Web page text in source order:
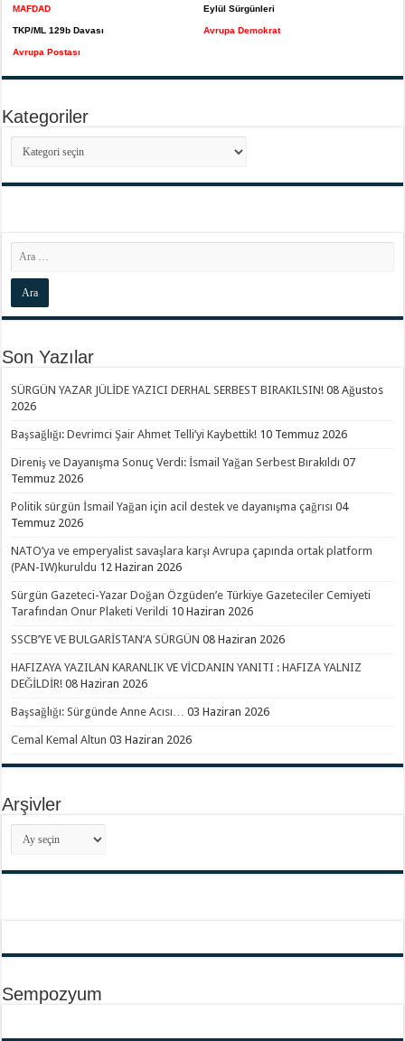
MAFDAD
TKP/ML 129b Davası
Avrupa Postası
Eylül Sürgünleri
Avrupa Demokrat
Kategoriler
Kategoriler
Son Yazılar
SÜRGÜN YAZAR JÜLİDE YAZICI DERHAL SERBEST BIRAKILSIN! 08 Ağustos
2026
Başsağlığı: Devrimci Şair Ahmet Telli’yi Kaybettik! 10 Temmuz 2026
Direniş ve Dayanışma Sonuç Verdi: İsmail Yağan Serbest Bırakıldı 07
Temmuz 2026
Politik sürgün İsmail Yağan için acil destek ve dayanışma çağrısı 04
Temmuz 2026
NATO’ya ve emperyalist savaşlara karşı Avrupa çapında ortak platform
(PAN-IW)kuruldu 12 Haziran 2026
Sürgün Gazeteci-Yazar Doğan Özgüden’e Türkiye Gazeteciler Cemiyeti
Tarafından Onur Plaketi Verildi 10 Haziran 2026
SSCB’YE VE BULGARİSTAN’A SÜRGÜN 08 Haziran 2026
HAFIZAYA YAZILAN KARANLIK VE VİCDANIN YANITI : HAFIZA YALNIZ
DEĞİLDİR! 08 Haziran 2026
Başsağlığı: Sürgünde Anne Acısı… 03 Haziran 2026
Cemal Kemal Altun 03 Haziran 2026
Arşivler
Arşivler
Sempozyum